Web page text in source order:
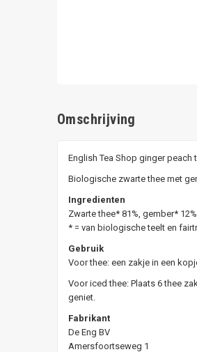
Omschrijving
English Tea Shop ginger peach
Biologische zwarte thee met
Ingredienten
Zwarte thee* 81%, gember*
* = van biologische teelt en
Gebruik
Voor thee: een zakje in een
Voor iced thee: Plaats 6 thee
geniet.
Fabrikant
De Eng BV
Amersfoortseweg 1